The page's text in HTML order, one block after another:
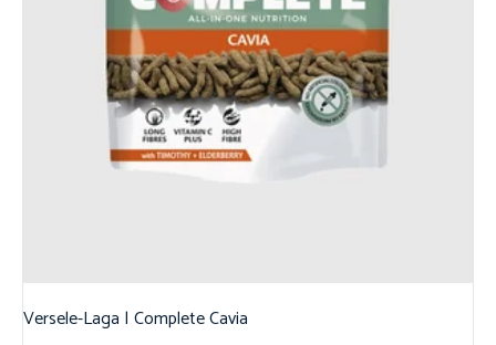
Versele-Laga | Complete Cavia